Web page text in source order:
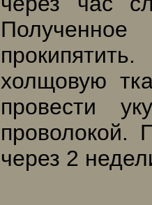
холщовую
провести
проволокой.
через 2